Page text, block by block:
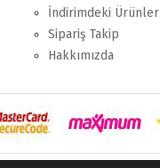
İndirimdeki Ürünler
Sipariş Takip
Hakkımızda